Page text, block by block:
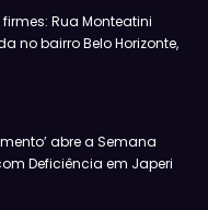
Rua Monteatini
no bairro Belo Horizonte,
abre a Semana
Deficiência em Japeri